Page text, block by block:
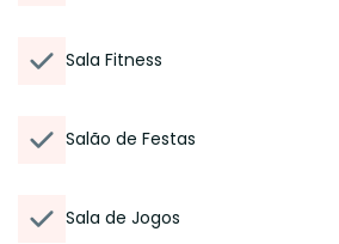
Sala Fitness
Salão de Festas
Sala de Jogos